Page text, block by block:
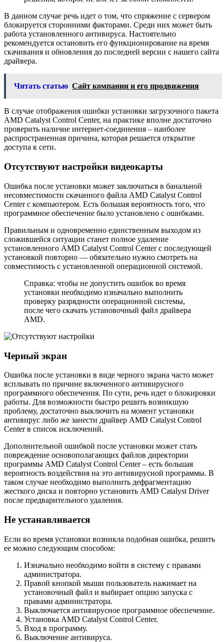
В данном случае речь идет о том, что спряжение с сервером
блокируется сторонними факторами. Среди них может быть
работа установленного антивируса. Настоятельно
рекомендуется остановить его функционирование на время
скачивания и обновления до последней версии с нашего сайта
драйвера.
Читать статью Сайт компании и его продвижения
В случае отображения ошибки установки загрузочного пакета
AMD Catalyst Control Center, на практике вполне достаточно
проверить наличие интернет-соединения – наиболее
распространенная причина, которая решается открытие
доступа к сети.
Отсутствуют настройки видеокарты
Ошибка после установки может заключаться в банальной
несовместимости скачанного файла AMD Catalyst Control
Center с компьютером. Есть большая вероятность того, что
программное обеспечение было установлено с ошибками.
Правильным и одновременно единственным выходом из
сложившейся ситуации станет полное удаление
установленного AMD Catalyst Control Center с последующей
установкой повторно — обязательно нужно смотреть на
совместимость с установленной операционной системой.
Справка: чтобы не допустить ошибок во время
установки необходимо изначально выполнить
проверку разрядности операционной системы,
после чего скачать установочный файл драйвера
AMD.
Черный экран
Ошибка после установки в виде черного экрана часто может
всплывать по причине включенного антивирусного
программного обеспечения. По сути, речь идет о блокировки
работы. Для возможности быстро решить возникшую
проблему, достаточно выключить на момент установки
антивирус либо же занести драйвер AMD Catalyst Control
Center в список исключений.
Дополнительной ошибкой после установки может стать
повреждение основополагающих файлов директории
программы AMD Catalyst Control Center – есть большая
вероятность воздействия на это антивирусной программы. В
таком случае необходимо выполнить дефрагментацию
жесткого диска и повторно установить AMD Catalyst Driver
после предварительного удаления.
Не устанавливается
Если во время установки возникла подобная ошибка, решить
ее можно следующим способом:
Изначально необходимо войти в систему с правами
администратора.
Правой кнопкой мыши пользователь нажимает на
установочный файл и выбирает опцию запуска с
правами администратора.
Выключается антивирусное программное обеспечение.
Установка AMD Catalyst Control Center.
Вход в программу.
Выключение антивируса.